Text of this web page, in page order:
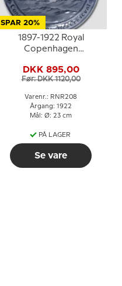
SPAR 20%
1897-1922 Royal
Copenhagen
platte, 1897 I.O.O.F. -
ISLAND 1922.
CONCORDIA PARVÆ
RES CRESCUNT
DKK 895,00
Før: DKK 1120,00
Varenr.: RNR208
Årgang: 1922
Mål: Ø: 23 cm
PÅ LAGER
Se vare